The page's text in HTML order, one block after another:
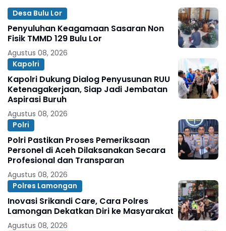
Desa Bulu Lor
Penyuluhan Keagamaan Sasaran Non
Fisik TMMD 129 Bulu Lor
Agustus 08, 2026
Kapolri
Kapolri Dukung Dialog Penyusunan RUU
Ketenagakerjaan, Siap Jadi Jembatan
Aspirasi Buruh
Agustus 08, 2026
Polri
Polri Pastikan Proses Pemeriksaan
Personel di Aceh Dilaksanakan Secara
Profesional dan Transparan
Agustus 08, 2026
Polres Lamongan
Inovasi Srikandi Care, Cara Polres
Lamongan Dekatkan Diri ke Masyarakat
Agustus 08, 2026